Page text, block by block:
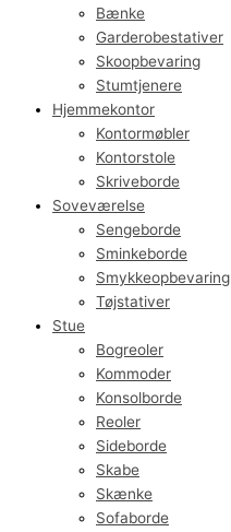
Bænke
Garderobestativer
Skoopbevaring
Stumtjenere
Hjemmekontor
Kontormøbler
Kontorstole
Skriveborde
Soveværelse
Sengeborde
Sminkeborde
Smykkeopbevaring
Tøjstativer
Stue
Bogreoler
Kommoder
Konsolborde
Reoler
Sideborde
Skabe
Skænke
Sofaborde